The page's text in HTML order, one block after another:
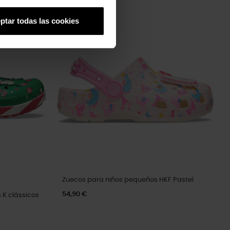
todas las cookies
K clássicos
Zuecos para niños pequeños HKF Pastel
54,90 €